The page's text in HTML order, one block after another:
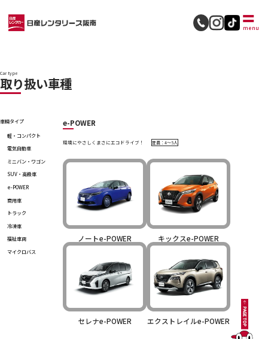
menu
採用情報
Car type
取り扱い車種
車輌タイプ
軽・コンパクト
電気自動車
ミニバン・ワゴン
SUV・高級車
e-POWER
商用車
トラック
冷凍車
福祉車両
マイクロバス
e-POWER
環境にやさしくまさにエコドライブ！ 定員：4〜5人
ノートe-POWER キックスe-POWER
セレナe-POWER エクストレイルe-POWER